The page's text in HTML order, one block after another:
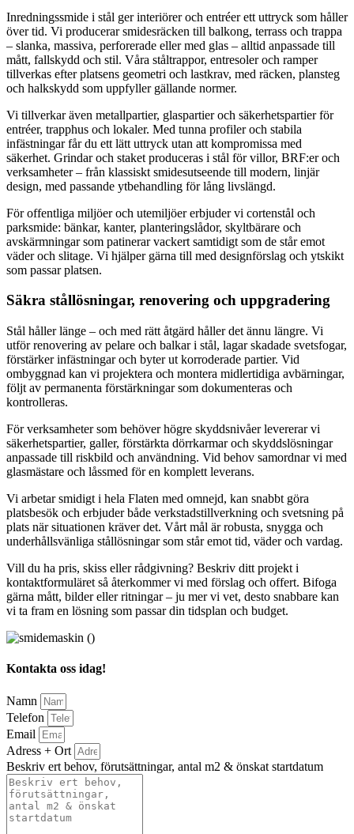
Inredningssmide i stål ger interiörer och entréer ett uttryck som håller
över tid. Vi producerar smidesräcken till balkong, terrass och trappa
– slanka, massiva, perforerade eller med glas – alltid anpassade till
mått, fallskydd och stil. Våra ståltrappor, entresoler och ramper
tillverkas efter platsens geometri och lastkrav, med räcken, plansteg
och halkskydd som uppfyller gällande normer.
Vi tillverkar även metallpartier, glaspartier och säkerhetspartier för
entréer, trapphus och lokaler. Med tunna profiler och stabila
infästningar får du ett lätt uttryck utan att kompromissa med
säkerhet. Grindar och staket produceras i stål för villor, BRF:er och
verksamheter – från klassiskt smidesutseende till modern, linjär
design, med passande ytbehandling för lång livslängd.
För offentliga miljöer och utemiljöer erbjuder vi cortenstål och
parksmide: bänkar, kanter, planteringslådor, skyltbärare och
avskärmningar som patinerar vackert samtidigt som de står emot
väder och slitage. Vi hjälper gärna till med designförslag och ytskikt
som passar platsen.
Säkra stållösningar, renovering och uppgradering
Stål håller länge – och med rätt åtgärd håller det ännu längre. Vi
utför renovering av pelare och balkar i stål, lagar skadade svetsfogar,
förstärker infästningar och byter ut korroderade partier. Vid
ombyggnad kan vi projektera och montera midlertidiga avbärningar,
följt av permanenta förstärkningar som dokumenteras och
kontrolleras.
För verksamheter som behöver högre skyddsnivåer levererar vi
säkerhetspartier, galler, förstärkta dörrkarmar och skyddslösningar
anpassade till riskbild och användning. Vid behov samordnar vi med
glasmästare och låssmed för en komplett leverans.
Vi arbetar smidigt i hela Flaten med omnejd, kan snabbt göra
platsbesök och erbjuder både verkstadstillverkning och svetsning på
plats när situationen kräver det. Vårt mål är robusta, snygga och
underhållsvänliga stållösningar som står emot tid, väder och vardag.
Vill du ha pris, skiss eller rådgivning? Beskriv ditt projekt i
kontaktformuläret så återkommer vi med förslag och offert. Bifoga
gärna mått, bilder eller ritningar – ju mer vi vet, desto snabbare kan
vi ta fram en lösning som passar din tidsplan och budget.
Kontakta oss idag!
Namn
Telefon
Email
Adress + Ort
Beskriv ert behov, förutsättningar, antal m2 & önskat startdatum